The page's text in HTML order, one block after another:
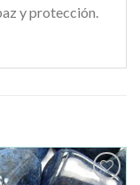
y protección.